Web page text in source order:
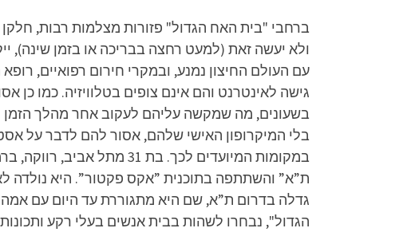
ברחבי "בית האח הגדול" פזורות מצלמות רבות, חלקן
ולא יעשה זאת (למעט רחצה בבריכה או בזמן שינה),
עם העולם החיצון נמנע, ובמקרי חירום רפואיים,
גישה לאינטרנט והם אינם צופים בטלוויזיה. כמו כן
בשעונים, מה שמקשה עליהם לעקוב אחר מהלך הזמן
בלי המיקרופון האישי שלהם, אסור להם לדבר על
ת”א” והשתתפה בתוכנית ”אקס פקטור”. היא נולדה
גדלה בדרום ת”א, שם היא מתגוררת עד היום עם
הגדול", נבחרו לשהות בבית אנשים בעלי רקע